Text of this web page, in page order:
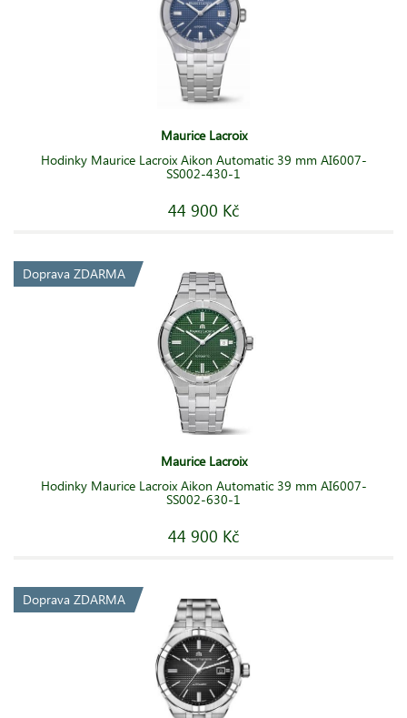
Maurice Lacroix
Hodinky Maurice Lacroix Aikon Automatic 39 mm AI6007-
SS002-430-1
44 900 Kč
Doprava ZDARMA
Maurice Lacroix
Hodinky Maurice Lacroix Aikon Automatic 39 mm AI6007-
SS002-630-1
44 900 Kč
Doprava ZDARMA